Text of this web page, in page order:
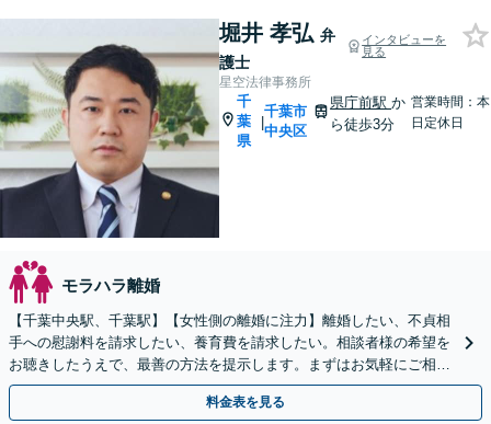
堀井 孝弘 弁
護士
インタビューを
見る
星空法律事務所
千
葉
県
|
千葉市
中央区
県庁前駅か
ら徒歩3分
営業時間：本
日定休日
モラハラ離婚
【千葉中央駅、千葉駅】【女性側の離婚に注力】離婚したい、不貞相
手への慰謝料を請求したい、養育費を請求したい。相談者様の希望を
お聴きしたうえで、最善の方法を提示します。まずはお気軽にご相談
ください【午後5時以降、休日相談可】
料金表を見る